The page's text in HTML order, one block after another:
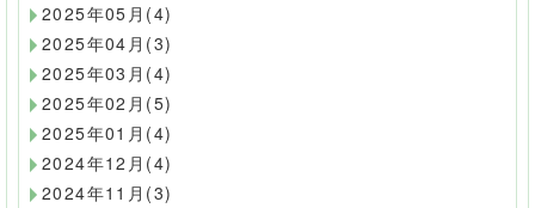
2025年05月(4)
2025年04月(3)
2025年03月(4)
2025年02月(5)
2025年01月(4)
2024年12月(4)
2024年11月(3)